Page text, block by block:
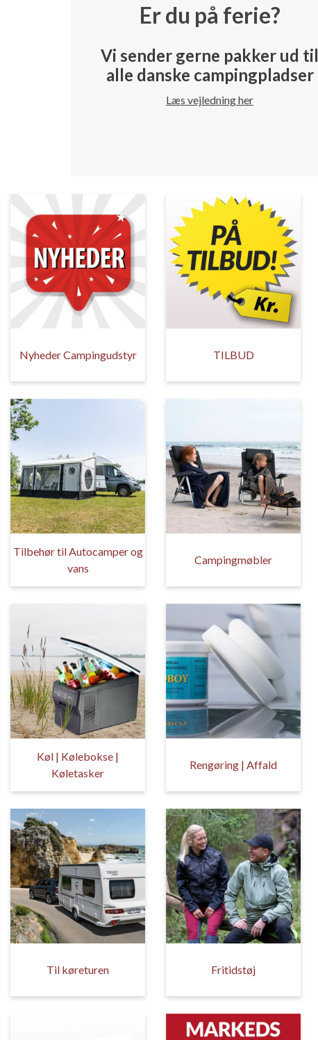
Er du på ferie?
Vi sender gerne pakker ud til
alle danske campingpladser
Læs vejledning her
Nyheder Campingudstyr TILBUD
Tilbehør til Autocamper og
vans
Campingmøbler
Køl | Kølebokse |
Køletasker
Rengøring | Affald
Til køreturen Fritidstøj